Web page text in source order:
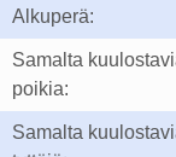
Alkuperä:
Samalta
poikia:
Samalta